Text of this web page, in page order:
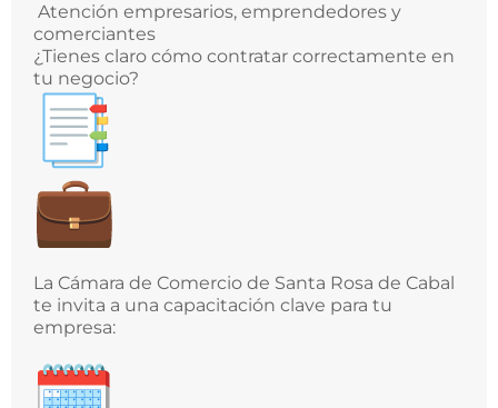
Atención empresarios, emprendedores y
comerciantes
¿Tienes claro cómo contratar correctamente en
tu negocio?
La Cámara de Comercio de Santa Rosa de Cabal
te invita a una capacitación clave para tu
empresa: